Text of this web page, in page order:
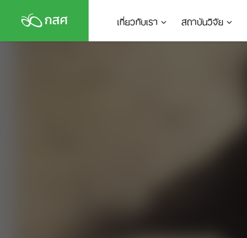
content
เกี่ยวกับเรา สถาบันวิจัย